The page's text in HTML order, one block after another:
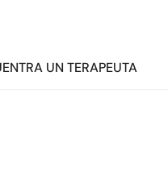
UN TERAPEUTA